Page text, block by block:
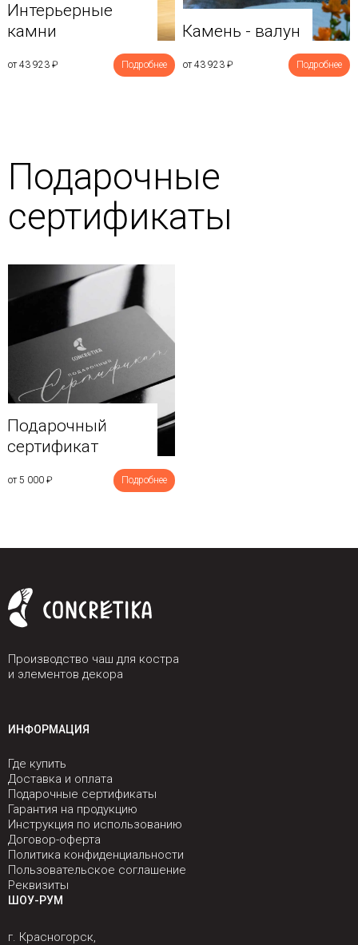
Интерьерные
камни
от 43 923 ₽ Подробнее
Камень - валун
от 43 923 ₽ Подробнее
Подарочные
сертификаты
Подарочный
сертификат
от 5 000 ₽ Подробнее
Производство чаш для костра
и элементов декора
ИНФОРМАЦИЯ
Где купить
Доставка и оплата
Подарочные сертификаты
Гарантия на продукцию
Инструкция по использованию
Договор-оферта
Политика конфиденциальности
Пользовательское соглашение
Реквизиты
ШОУ-РУМ
г. Красногорск,